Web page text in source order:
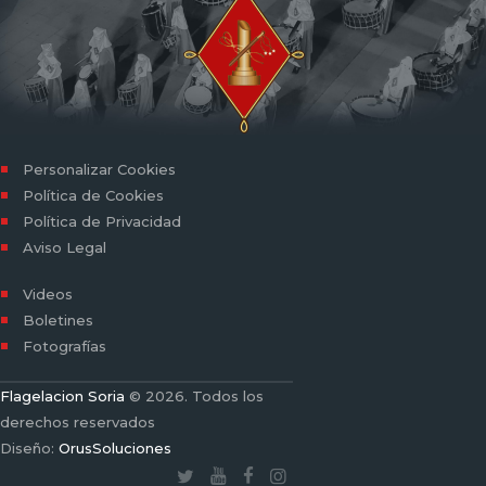
Personalizar Cookies
Política de Cookies
Política de Privacidad
Aviso Legal
Videos
Boletines
Fotografías
Flagelacion Soria © 2026. Todos los
derechos reservados
Diseño: OrusSoluciones